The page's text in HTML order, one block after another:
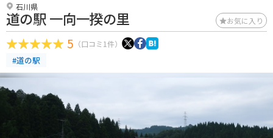
石川県
道の駅 一向一揆の里 お気に入り
5 （口コミ1件）
#道の駅